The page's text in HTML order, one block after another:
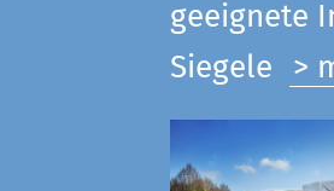
geeignete
Siegele >